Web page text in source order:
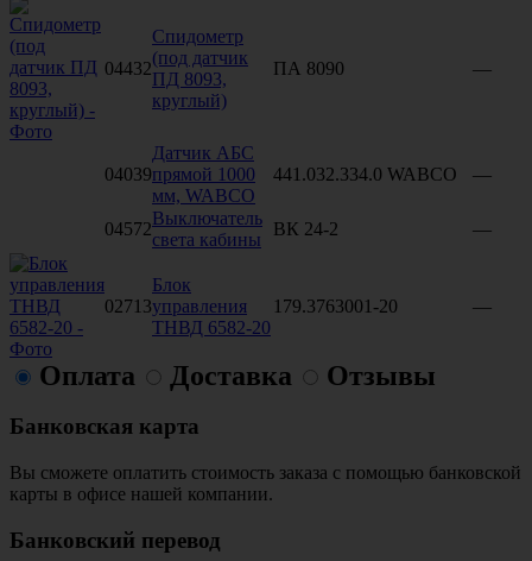
04432
Спидометр
(под датчик
ПД 8093,
круглый)
ПА 8090 —
04039
Датчик АБС
прямой 1000
мм, WABCO
441.032.334.0 WABCO —
04572
Выключатель
света кабины
ВК 24-2 —
02713
Блок
управления
ТНВД 6582-20
179.3763001-20 —
Оплата Доставка Отзывы
Банковская карта
Вы сможете оплатить стоимость заказа с помощью банковской
карты в офисе нашей компании.
Банковский перевод